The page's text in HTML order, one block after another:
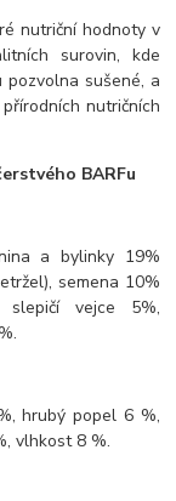
nutriční hodnoty v
surovin, kde
sušené, a
nutričních
BARFu
a bylinky 19%
semena 10%
slepičí vejce 5%,
hrubý popel 6 %,
vlhkost 8 %.